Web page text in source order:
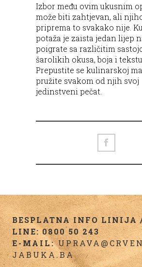
Izbor među ovim ukusnim
može biti zahtjevan, ali
priprema to svakako nije.
potaža je zaista jedan lijep
poigrate sa različitim
šarolikih okusa, boja i
Prepustite se kulinarskoj
pružite svakom od njih svoj
jedinstveni pečat.
BESPLATNA INFO LINIJA
LINE: 0800 50 243
E-MAIL:
JABUKA.BA